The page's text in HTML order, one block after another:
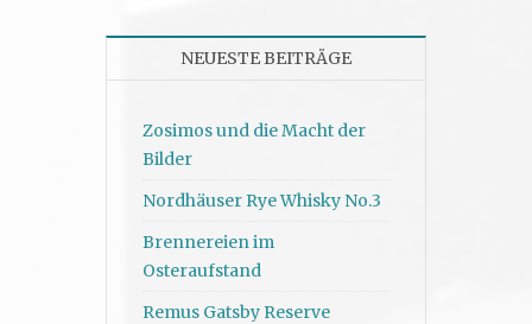
NEUESTE BEITRÄGE
Zosimos und die Macht der
Bilder
Nordhäuser Rye Whisky No.3
Brennereien im
Osteraufstand
Remus Gatsby Reserve